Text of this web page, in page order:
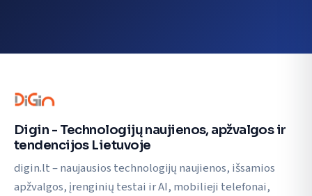
Digin - Technologijų naujienos, apžvalgos ir
tendencijos Lietuvoje
digin.lt – naujausios technologijų naujienos, išsamios
apžvalgos, įrenginių testai ir AI, mobilieji telefonai,